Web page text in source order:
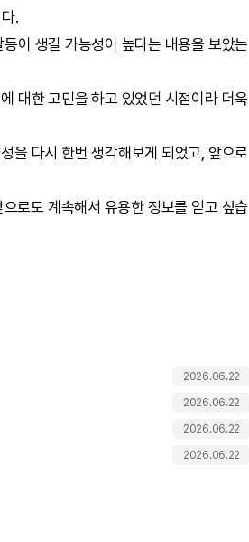
.
이 생길 가능성이 높다는 내용을 보았는
대한 고민을 하고 있었던 시점이라 더욱
을 다시 한번 생각해보게 되었고, 앞으로
로도 계속해서 유용한 정보를 얻고 싶습
2026.06.22
2026.06.22
2026.06.22
2026.06.22